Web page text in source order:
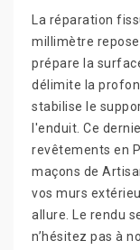
La réparation
millimètre
prépare la
délimite la
stabilise le
l'enduit. Ce
revêtements en
maçons de
vos murs
allure. Le rendu
n’hésitez pas à